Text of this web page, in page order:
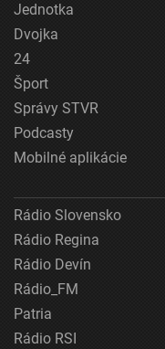
Jednotka
Dvojka
24
Šport
Správy STVR
Podcasty
Mobilné aplikácie
Rádio Slovensko
Rádio Regina
Rádio Devín
Rádio_FM
Patria
Rádio RSI